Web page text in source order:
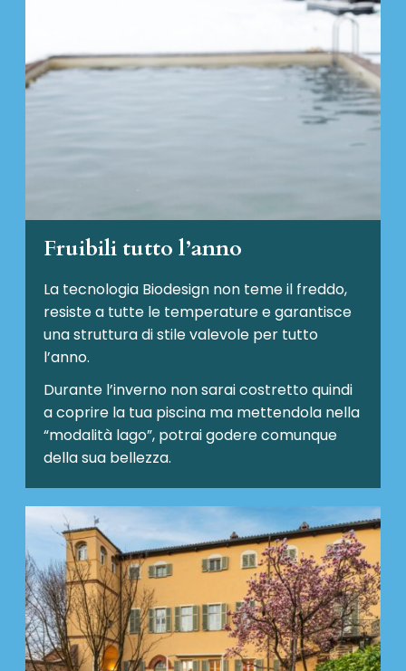
Fruibili tutto l’anno
La tecnologia Biodesign non teme il freddo,
resiste a tutte le temperature e garantisce
una struttura di stile valevole per tutto
l’anno.
Durante l’inverno non sarai costretto quindi
a coprire la tua piscina ma mettendola nella
“modalità lago”, potrai godere comunque
della sua bellezza.